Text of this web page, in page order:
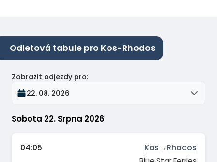
Odletová tabule pro Kos-Rhodos
Sobota 22. Srpna 2026
Zobrazit odjezdy pro:
22. 08. 2026
04:05 Kos→Rhodos